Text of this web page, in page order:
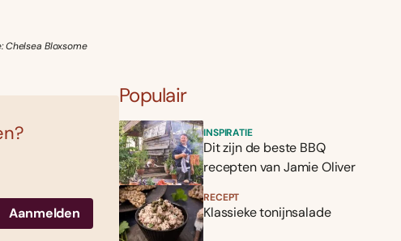
Chelsea Bloxsome
Populair
INSPIRATIE
Dit zijn de beste BBQ
recepten van Jamie Oliver
RECEPT
Klassieke tonijnsalade